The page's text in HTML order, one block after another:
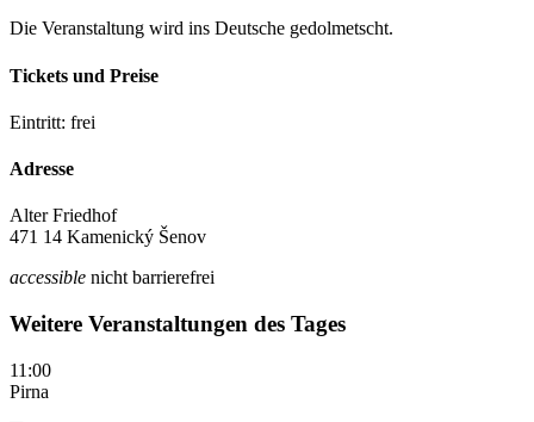
Die Veranstaltung wird ins Deutsche gedolmetscht.
Tickets und Preise
Eintritt: frei
Adresse
Alter Friedhof
471 14 Kamenický Šenov
accessible nicht barrierefrei
Weitere Veranstaltungen des Tages
11:00
Pirna